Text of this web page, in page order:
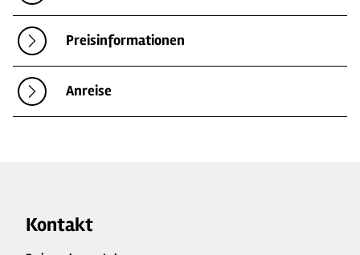
Preisinformationen
Anreise
Kontakt